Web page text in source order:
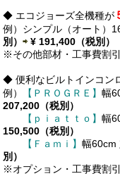
◆ エコジョーズ全機種が
例）シンプル（オート）
別）⇨ ¥ 191,400（税別）
※その他部材・工事費割
◆ 便利なビルトインコン
例） 【ＰＲＯＧＲＥ】幅
207,200 （税別）
【 ｐｉａｔｔｏ】幅
150,500 （税別）
【 Ｆａｍｉ】幅60cm
別）
※オプション・工事費割